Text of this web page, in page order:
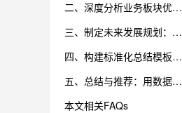
二、深度分析业务板块优劣势：产品、渠道、市场、供应链、客服的增长与风险
三、制定未来发展规划：目标设定、资源配置与执行落地
四、构建标准化总结模板，提升复盘效率与团队协同
五、总结与推荐：用数据驱动的标准化复盘实现跨境电商持续成长
本文相关FAQs